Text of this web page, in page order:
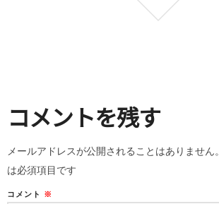
コメントを残す
メールアドレスが公開されることはありません。
は必須項目です
コメント ※